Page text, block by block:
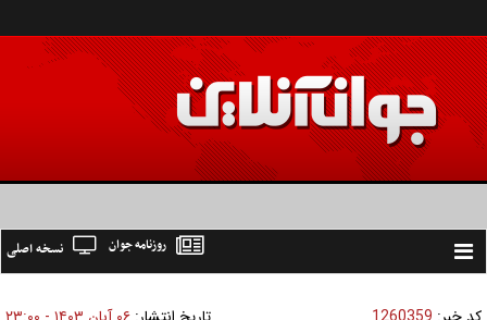
Toggle
نسخه اصلی روزنامه جوان